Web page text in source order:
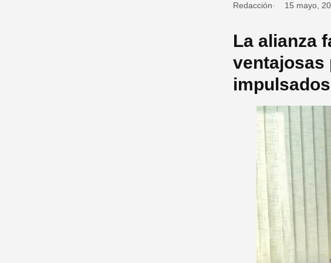
Redacción 15 mayo,
La alianza
ventajosas